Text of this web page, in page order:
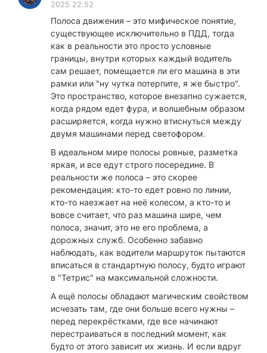
2025 22:52
Полоса движения – это мифическое понятие,
существующее исключительно в ПДД, тогда
как в реальности это просто условные
границы, внутри которых каждый водитель
сам решает, помещается ли его машина в эти
рамки или "ну чутка потерпите, я же быстро".
Это пространство, которое внезапно сужается,
когда рядом едет фура, и волшебным образом
расширяется, когда нужно втиснуться между
двумя машинами перед светофором.
В идеальном мире полосы ровные, разметка
яркая, и все едут строго посередине. В
реальности же полоса – это скорее
рекомендация: кто-то едет ровно по линии,
кто-то наезжает на неё колесом, а кто-то и
вовсе считает, что раз машина шире, чем
полоса, значит, это не его проблема, а
дорожных служб. Особенно забавно
наблюдать, как водители маршруток пытаются
вписаться в стандартную полосу, будто играют
в "Тетрис" на максимальной сложности.
А ещё полосы обладают магическим свойством
исчезать там, где они больше всего нужны –
перед перекрёстками, где все начинают
перестраиваться в последний момент, как
будто от этого зависит их жизнь. И если вдруг